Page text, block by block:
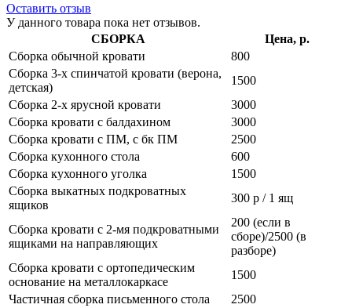
Оставить отзыв
У данного товара пока нет отзывов.
СБОРКА
Цена, р.
Сборка обычной кровати
800
Сборка 3-х спинчатой кровати (верона,
детская)
1500
Сборка 2-х ярусной кровати
3000
Сборка кровати с балдахином
3000
Сборка кровати с ПМ, с бк ПМ
2500
Сборка кухонного стола
600
Сборка кухонного уголка
1500
Сборка выкатных подкроватных
ящиков
300 р / 1 ящ
Сборка кровати с 2-мя подкроватными
ящиками на направляющих
200 (если в
сборе)/2500 (в
разборе)
Сборка кровати с ортопедическим
основание на металлокаркасе
1500
Частичная сборка письменного стола
2500